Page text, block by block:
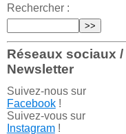
Rechercher :
Réseaux sociaux /
Newsletter
Suivez-nous sur
Facebook!
Suivez-vous sur
Instagram!